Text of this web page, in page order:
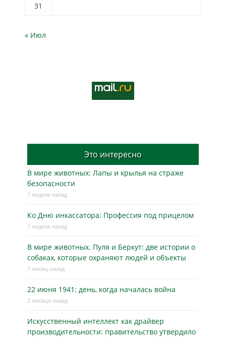
31
« Июл
Это интересно
В мире животных: Лапы и крылья на страже
безопасности
1 неделя назад
Ко Дню инкассатора: Профессия под прицелом
1 неделя назад
В мире животных. Пуля и Беркут: две истории о
собаках, которые охраняют людей и объекты
1 месяц назад
22 июня 1941: день, когда началась война
2 месяца назад
Искусственный интеллект как драйвер
производительности: правительство утвердило